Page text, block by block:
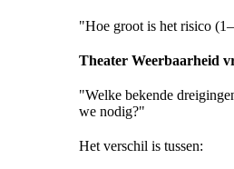
"Hoe groot is het risico
Theater Weerbaarheid
"Welke bekende
we nodig?"
Het verschil is tussen: